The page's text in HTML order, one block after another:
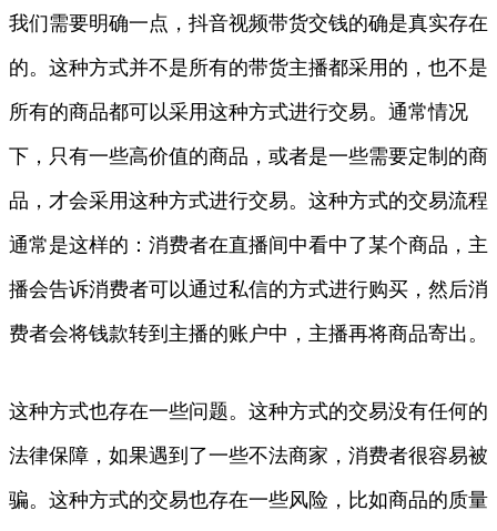
我们需要明确一点，抖音视频带货交钱的确是真实存在
的。这种方式并不是所有的带货主播都采用的，也不是
所有的商品都可以采用这种方式进行交易。通常情况
下，只有一些高价值的商品，或者是一些需要定制的商
品，才会采用这种方式进行交易。这种方式的交易流程
通常是这样的：消费者在直播间中看中了某个商品，主
播会告诉消费者可以通过私信的方式进行购买，然后消
费者会将钱款转到主播的账户中，主播再将商品寄出。
这种方式也存在一些问题。这种方式的交易没有任何的
法律保障，如果遇到了一些不法商家，消费者很容易被
骗。这种方式的交易也存在一些风险，比如商品的质量